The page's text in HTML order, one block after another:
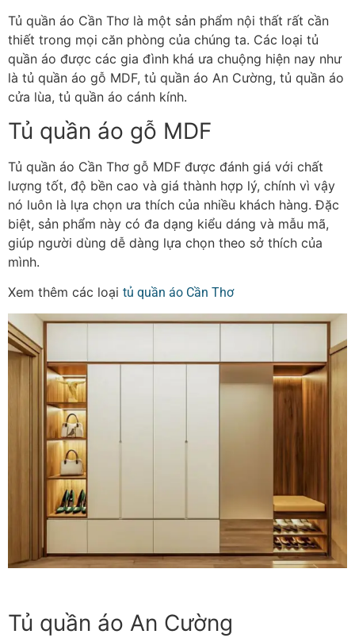
Tủ quần áo Cần Thơ là một sản phẩm nội thất rất cần
thiết trong mọi căn phòng của chúng ta. Các loại tủ
quần áo được các gia đình khá ưa chuộng hiện nay như
là tủ quần áo gỗ MDF, tủ quần áo An Cường, tủ quần áo
cửa lùa, tủ quần áo cánh kính.
Tủ quần áo gỗ MDF
Tủ quần áo Cần Thơ gỗ MDF được đánh giá với chất
lượng tốt, độ bền cao và giá thành hợp lý, chính vì vậy
nó luôn là lựa chọn ưa thích của nhiều khách hàng. Đặc
biệt, sản phẩm này có đa dạng kiểu dáng và mẫu mã,
giúp người dùng dễ dàng lựa chọn theo sở thích của
mình.
Xem thêm các loại tủ quần áo Cần Thơ
Tủ quần áo An Cường